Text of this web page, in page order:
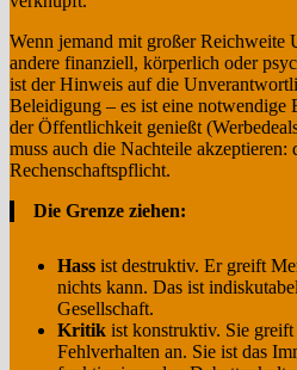
Wenn jemand mit großer Reichweite
andere finanziell, körperlich oder
ist der Hinweis auf die
Beleidigung – es ist eine notwendige
der Öffentlichkeit genießt
muss auch die Nachteile akzeptieren:
Rechenschaftspflicht.
Die Grenze ziehen:
Hass ist destruktiv. Er greift
nichts kann. Das ist
Gesellschaft.
Kritik ist konstruktiv. Sie
Fehlverhalten an. Sie ist das